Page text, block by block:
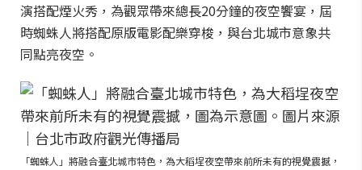
演搭配煙火秀，為觀眾帶來總長20分鐘的夜空饗宴，屆
時蜘蛛人將搭配原版電影配樂穿梭，與台北城市意象共
同點亮夜空。
「蜘蛛人」將融合臺北城市特色，為大稻埕夜空帶來前所未有的視覺震撼，